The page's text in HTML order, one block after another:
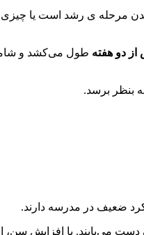
مرحله‌ ی رشد است یا
از دو هفته طول می‌کشد و
بنظر برسد.
ضعیف در مدرسه دارند.